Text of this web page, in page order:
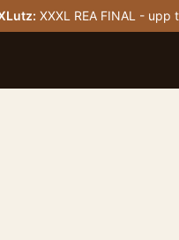
: XXXL REA FINAL - upp